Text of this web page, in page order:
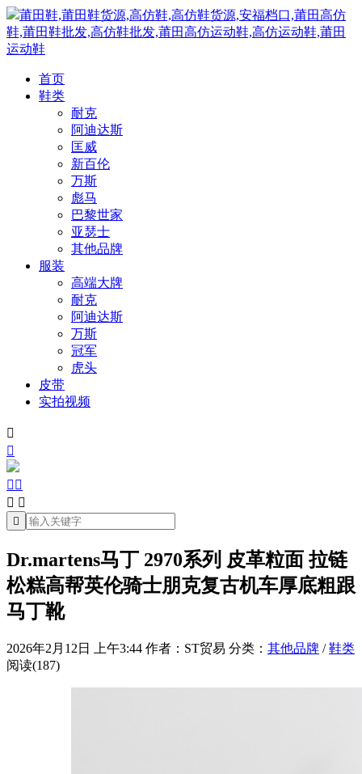
莆田鞋,莆田鞋货源,高仿鞋,高仿鞋货源,安福档口,莆田高仿
鞋,莆田鞋批发,高仿鞋批发,莆田高仿运动鞋,高仿运动鞋,莆田
运动鞋
首页
鞋类
耐克
阿迪达斯
匡威
新百伦
万斯
彪马
巴黎世家
亚瑟士
其他品牌
服装
高端大牌
耐克
阿迪达斯
万斯
冠军
虎头
皮带
实拍视频


 
 

Dr.martens马丁 2970系列 皮革粒面 拉链
松糕高帮英伦骑士朋克复古机车厚底粗跟
马丁靴
2026年2月12日 上午3:44 作者：ST贸易 分类： 其他品牌 /鞋类
阅读(187)